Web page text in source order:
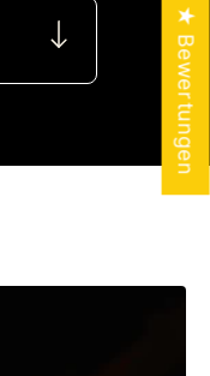
★ Bewertungen